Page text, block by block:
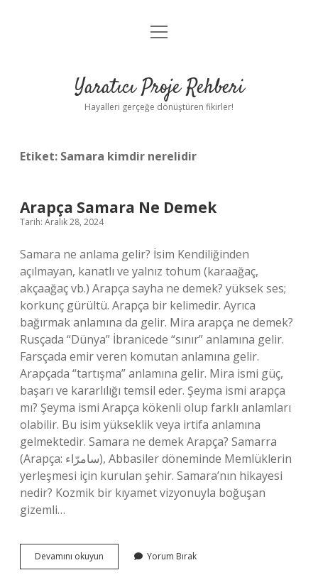
Anasayfa
Yasal Uyarı
menüyü
Yaratıcı Proje Rehberi
Hayalleri gerçeğe dönüştüren fikirler!
Etiket: Samara kimdir nerelidir
Arapça Samara Ne Demek
Tarih: Aralık 28, 2024
Samara ne anlama gelir? İsim Kendiliğinden
açılmayan, kanatlı ve yalnız tohum (karaağaç,
akçaağaç vb.) Arapça sayha ne demek? yüksek ses;
korkunç gürültü. Arapça bir kelimedir. Ayrıca
bağırmak anlamına da gelir. Mira arapça ne demek?
Rusçada “Dünya” İbranicede “sınır” anlamına gelir.
Farsçada emir veren komutan anlamına gelir.
Arapçada “tartışma” anlamına gelir. Mira ismi güç,
başarı ve kararlılığı temsil eder. Şeyma ismi arapça
mı? Şeyma ismi Arapça kökenli olup farklı anlamları
olabilir. Bu isim yükseklik veya irtifa anlamına
gelmektedir. Samara ne demek Arapça? Samarra
(Arapça: سامرّاء), Abbasiler döneminde Memlüklerin
yerleşmesi için kurulan şehir. Samara’nın hikayesi
nedir? Kozmik bir kıyamet vizyonuyla boğuşan
gizemli…
Devamını okuyun
Samara
Yorum Bırak